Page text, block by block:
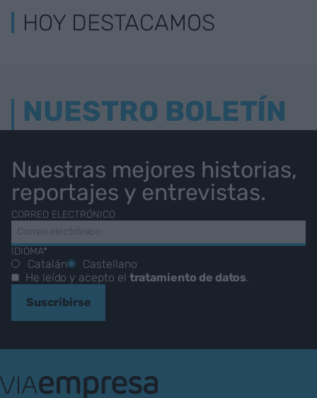
HOY DESTACAMOS
NUESTRO BOLETÍN
Nuestras mejores historias,
reportajes y entrevistas.
CORREO ELECTRÓNICO
IDIOMA*
Catalán
Castellano
He leído y acepto el tratamiento de datos
Suscribirse